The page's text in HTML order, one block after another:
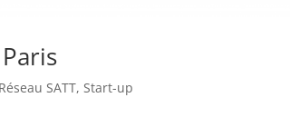
Réseau SATT, Start-up